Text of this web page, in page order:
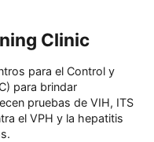
Clinic
para el Control y
para brindar
pruebas de VIH, ITS
el VPH y la hepatitis